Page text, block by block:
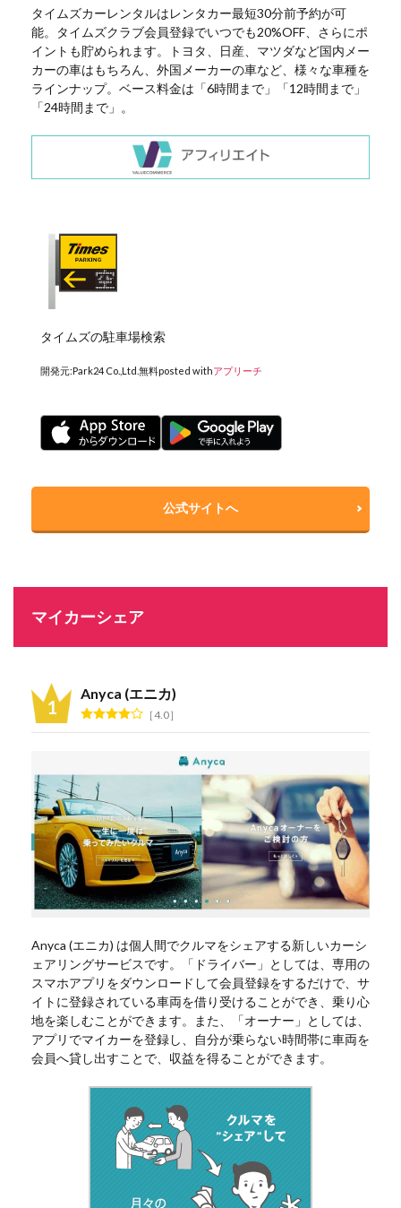
タイムズカーレンタルはレンタカー最短30分前予約が可
能。タイムズクラブ会員登録でいつでも20%OFF、さらにポ
イントも貯められます。トヨタ、日産、マツダなど国内メー
カーの車はもちろん、外国メーカーの車など、様々な車種を
ラインナップ。ベース料金は「6時間まで」「12時間まで」
「24時間まで」。
タイムズの駐車場検索
開発元:Park24 Co.,Ltd. 無料posted withアプリーチ
公式サイトへ
マイカーシェア
Anyca (エニカ)
4.0
Anyca (エニカ) は個人間でクルマをシェアする新しいカーシ
ェアリングサービスです。「ドライバー」としては、専用の
スマホアプリをダウンロードして会員登録をするだけで、サ
イトに登録されている車両を借り受けることができ、乗り心
地を楽しむことができます。また、「オーナー」としては、
アプリでマイカーを登録し、自分が乗らない時間帯に車両を
会員へ貸し出すことで、収益を得ることができます。